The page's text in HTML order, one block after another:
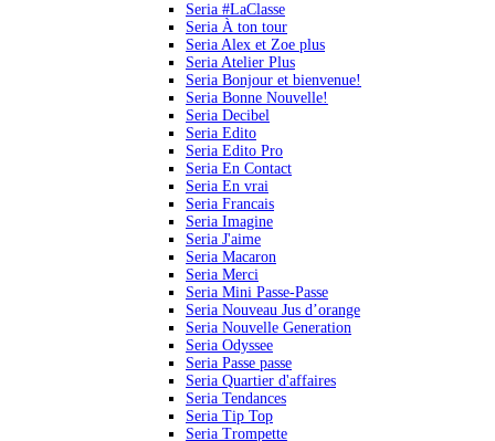
Seria #LaClasse
Seria À ton tour
Seria Alex et Zoe plus
Seria Atelier Plus
Seria Bonjour et bienvenue!
Seria Bonne Nouvelle!
Seria Decibel
Seria Edito
Seria Edito Pro
Seria En Contact
Seria En vrai
Seria Francais
Seria Imagine
Seria J'aime
Seria Macaron
Seria Merci
Seria Mini Passe-Passe
Seria Nouveau Jus d’orange
Seria Nouvelle Generation
Seria Odyssee
Seria Passe passe
Seria Quartier d'affaires
Seria Tendances
Seria Tip Top
Seria Trompette